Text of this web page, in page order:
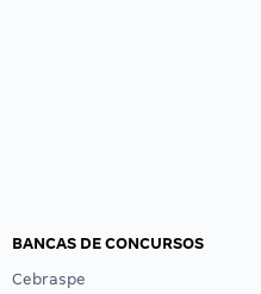
BANCAS DE CONCURSOS
Cebraspe